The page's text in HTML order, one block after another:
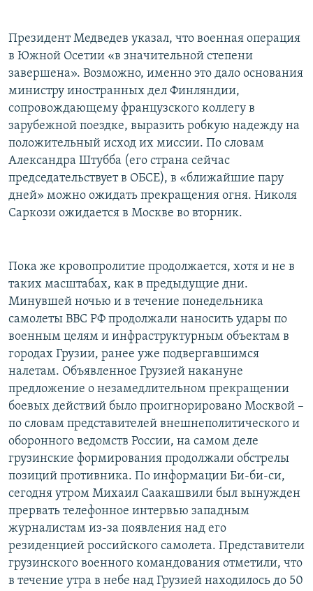
Президент Медведев указал, что военная операция
в Южной Осетии «в значительной степени
завершена». Возможно, именно это дало основания
министру иностранных дел Финляндии,
сопровождающему французского коллегу в
зарубежной поездке, выразить робкую надежду на
положительный исход их миссии. По словам
Александра Штубба (его страна сейчас
председательствует в ОБСЕ), в «ближайшие пару
дней» можно ожидать прекращения огня. Николя
Саркози ожидается в Москве во вторник.
Пока же кровопролитие продолжается, хотя и не в
таких масштабах, как в предыдущие дни.
Минувшей ночью и в течение понедельника
самолеты ВВС РФ продолжали наносить удары по
военным целям и инфраструктурным объектам в
городах Грузии, ранее уже подвергавшимся
налетам. Объявленное Грузией накануне
предложение о незамедлительном прекращении
боевых действий было проигнорировано Москвой –
по словам представителей внешнеполитического и
оборонного ведомств России, на самом деле
грузинские формирования продолжали обстрелы
позиций противника. По информации Би-би-си,
сегодня утром Михаил Саакашвили был вынужден
прервать телефонное интервью западным
журналистам из-за появления над его
резиденцией российского самолета. Представители
грузинского военного командования отметили, что
в течение утра в небе над Грузией находилось до 50